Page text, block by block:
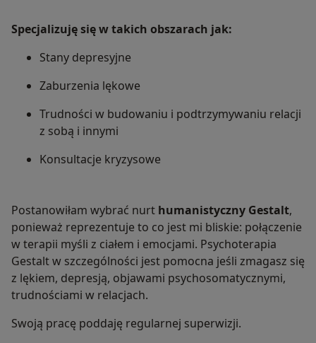
Specjalizuję się w takich obszarach jak:
Stany depresyjne
Zaburzenia lękowe
Trudności w budowaniu i podtrzymywaniu relacji
z sobą i innymi
Konsultacje kryzysowe
Postanowiłam wybrać nurt humanistyczny Gestalt,
ponieważ reprezentuje to co jest mi bliskie: połączenie
w terapii myśli z ciałem i emocjami. Psychoterapia
Gestalt w szczególności jest pomocna jeśli zmagasz się
z lękiem, depresją, objawami psychosomatycznymi,
trudnościami w relacjach.
Swoją pracę poddaję regularnej superwizji.